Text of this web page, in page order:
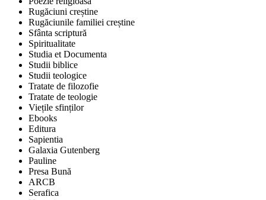
Rugăciuni creștine
Rugăciunile familiei creștine
Sfânta scriptură
Spiritualitate
Studia et Documenta
Studii biblice
Studii teologice
Tratate de filozofie
Tratate de teologie
Viețile sfinților
Ebooks
Editura
Sapientia
Galaxia Gutenberg
Pauline
Presa Bună
ARCB
Serafica